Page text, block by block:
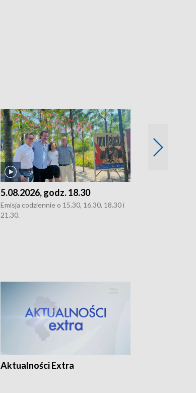
5.08.2026, godz. 18.30
Emisja codziennie o 15.30, 16.30, 18.30 i
21.30.
Aktualności Extra